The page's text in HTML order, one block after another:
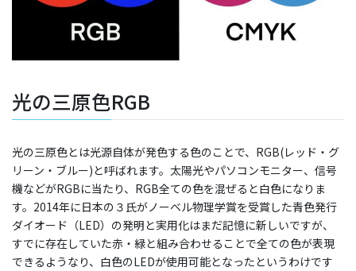
光の三原色RGB
光の三原色とは光源自体が発色する色のことで、RGB(レッド・グ
リーン・ブルー)と呼ばれます。太陽光やパソコンモニター、信号
機などがRGBに当たり、RGB全ての色を混ぜると白色になりま
す。2014年に日本の３氏がノーベル物理学賞を受賞した青色発行
ダイオード（LED）の発明と実用化はまだ記憶に新しいですが、
すでに存在していた赤・緑と組み合わせることで全ての色が表現
できるようなり、白色のLEDが使用可能となったというわけです